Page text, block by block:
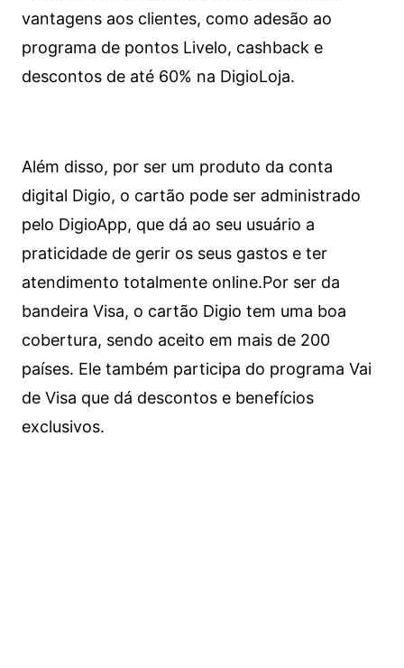
vantagens aos clientes, como adesão ao
programa de pontos Livelo, cashback e
descontos de até 60% na DigioLoja.
Além disso, por ser um produto da conta
digital Digio, o cartão pode ser administrado
pelo DigioApp, que dá ao seu usuário a
praticidade de gerir os seus gastos e ter
atendimento totalmente online.Por ser da
bandeira Visa, o cartão Digio tem uma boa
cobertura, sendo aceito em mais de 200
países. Ele também participa do programa Vai
de Visa que dá descontos e benefícios
exclusivos.